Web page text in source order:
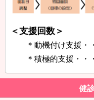
＜支援回数＞
＊動機付け支援・
＊積極的支援・・
健